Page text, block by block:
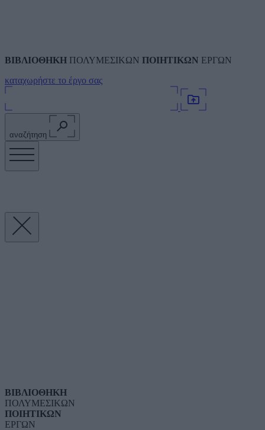
ΒΙΒΛΙΟΘΗΚΗ ΠΟΛΥΜΕΣΙΚΩΝ ΠΟΙΗΤΙΚΩΝ ΕΡΓΩΝ
καταχωρήστε το έργο σας
αναζήτηση
ΒΙΒΛΙΟΘΗΚΗ
ΠΟΛΥΜΕΣΙΚΩΝ
ΠΟΙΗΤΙΚΩΝ
ΕΡΓΩΝ